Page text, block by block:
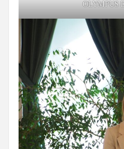
OLYMPUS